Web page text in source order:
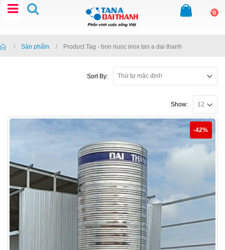
0
Home
Sản phẩm Product Tag - bon nuoc inox tan a dai thanh
Sort By:
Show:
-42%